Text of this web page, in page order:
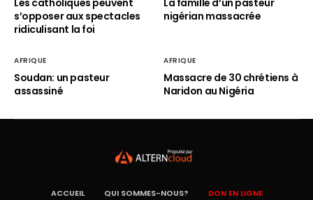
s’opposer aux spectacles
ridiculisant la foi
nigérian massacrée
AFRIQUE
Soudan: un pasteur
assassiné
AFRIQUE
Massacre de 30 chrétiens à
Naridon au Nigéria
ACCUEIL QUI SOMMES-NOUS? DON EN LIGNE